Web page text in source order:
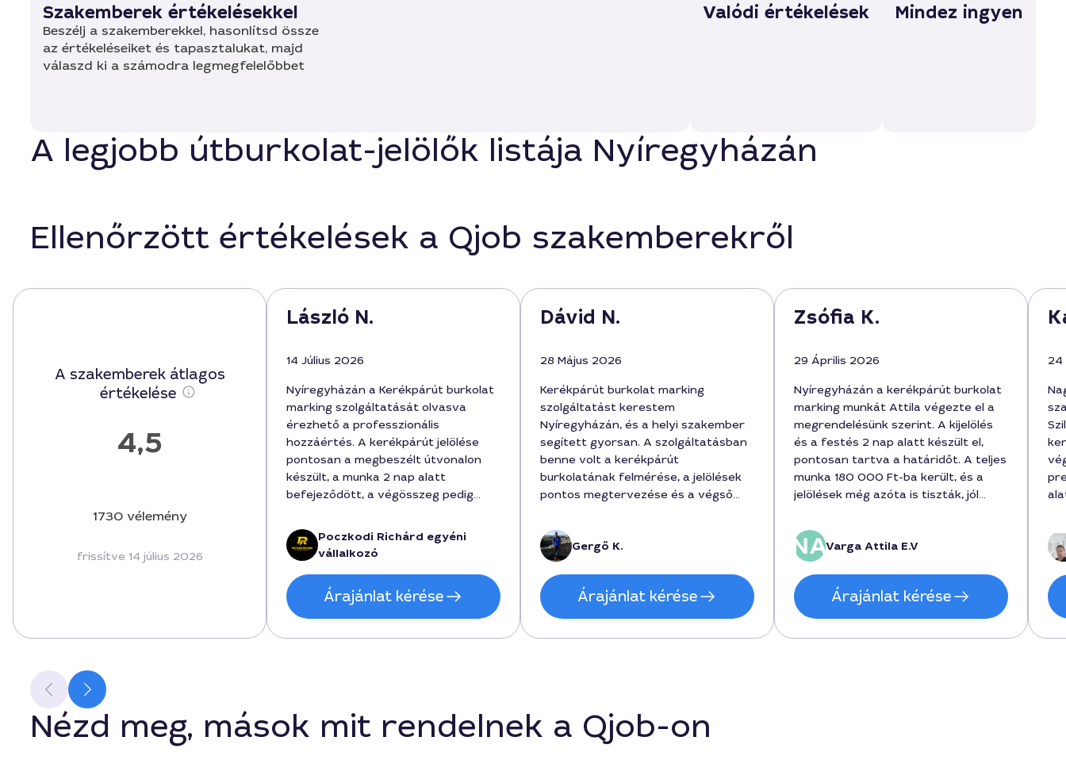
Szakemberek értékelésekkel
Beszélj a szakemberekkel, hasonlítsd össze
az értékeléseiket és tapasztalukat, majd
válaszd ki a számodra legmegfelelőbbet
Valódi értékelések Mindez ingyen
A legjobb útburkolat-jelölők listája Nyíregyházán
Ellenőrzött értékelések a Qjob szakemberekről
A szakemberek átlagos
értékelése
4,5
1730 vélemény
frissítve 14 július 2026
László N.
14 Július 2026
Nyíregyházán a Kerékpárút burkolat
marking szolgáltatását olvasva
érezhető a professzionális
hozzáértés. A kerékpárút jelölése
pontosan a megbeszélt útvonalon
készült, a munka 2 nap alatt
befejeződött, a végösszeg pedig
kommunikációt tanúsított a folyamat
során, és figyelembe vette az
időjárási körülményeket is. Ajánlom a
szolgáltatást, mert a részletekre
figyelt és a kivitelezés minősége
hosszú távon is látható marad.
Poczkodi Richárd egyéni
vállalkozó
Árajánlat kérése
Dávid N.
28 Május 2026
Kerékpárút burkolat marking
szolgáltatást kerestem
Nyíregyházán, és a helyi szakember
segített gyorsan. A szolgáltatásban
benne volt a kerékpárút
burkolatának felmérése, a jelölések
pontos megtervezése és a végső
munka 2,5 óra alatt lement, a
sztenderd forintban megadott
költség pedig 12000 volt. A
szakember, Gergő, jó volt a
kommunikációban és korrekt áron
dolgozott. Élőben is látni a
Gergő K.
Árajánlat kérése
Zsófia K.
29 Április 2026
Nyíregyházán a kerékpárút burkolat
marking munkát Attila végezte el a
megrendelésünk szerint. A kijelölés
és a festés 2 nap alatt készült el,
pontosan tartva a határidőt. A teljes
munka 180 000 Ft-ba került, és a
jelölések még azóta is tiszták, jól
ajánlom.
Varga Attila E.V
Árajánlat kérése
24
Nézd meg, mások mit rendelnek a Qjob-on